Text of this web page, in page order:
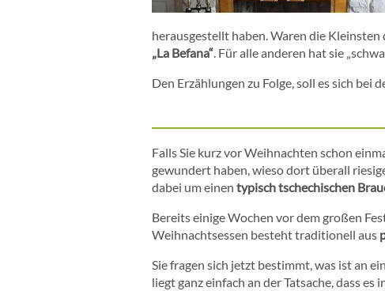
herausgestellt haben. Waren die
„La Befana“. Für alle anderen hat sie
Den Erzählungen zu Folge, soll es sich bei
Falls Sie kurz vor Weihnachten schon
gewundert haben, wieso dort überall
dabei um einen typisch tschechischen
Bereits einige Wochen vor dem großen
Weihnachtsessen besteht traditionell aus
Sie fragen sich jetzt bestimmt, was ist an
liegt ganz einfach an der Tatsache, dass